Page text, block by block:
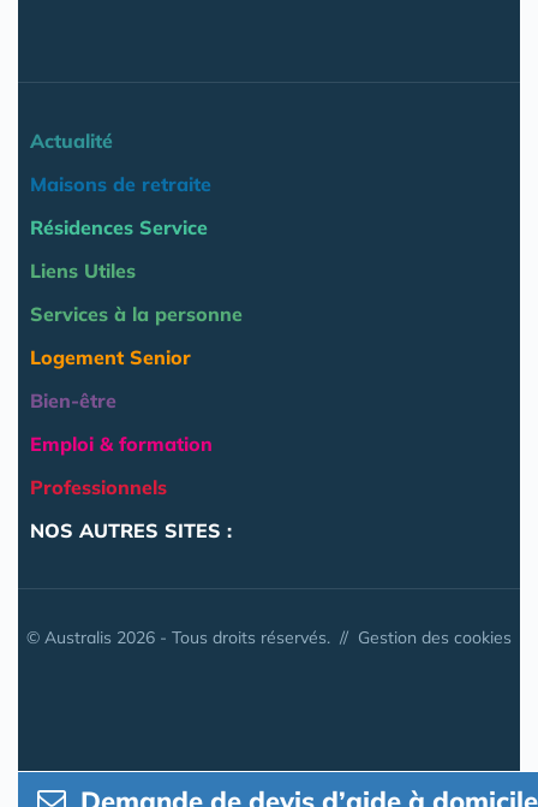
Actualité
Maisons de retraite
Résidences Service
Liens Utiles
Services à la personne
Logement Senior
Bien-être
Emploi & formation
Professionnels
NOS AUTRES SITES :
© Australis 2026 - Tous droits réservés. // Gestion des cookies